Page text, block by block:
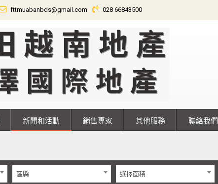
fttmuabanbds@gmail.com 028 66843500
新聞和活動 銷售專家 其他服務 聯絡我們
區縣 選擇面積